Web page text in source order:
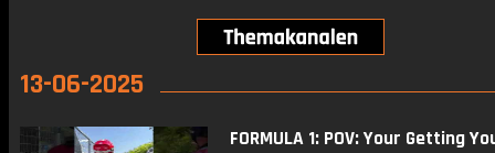
13-06-2025
FORMULA 1: POV: Your Getting